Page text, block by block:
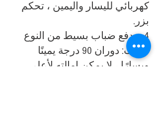
كهربائي لليسار واليمين ، تحكم
بزر.
4. مدفع ضباب بسيط من النوع
الثابت: دوران 90 درجة يمينًا
ويسارًا ، لا يمكن إمالته لأعلى